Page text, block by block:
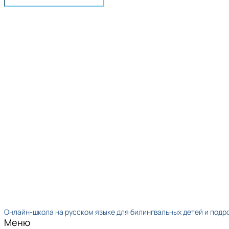
Онлайн-школа на русском языке для билингвальных детей и
Меню